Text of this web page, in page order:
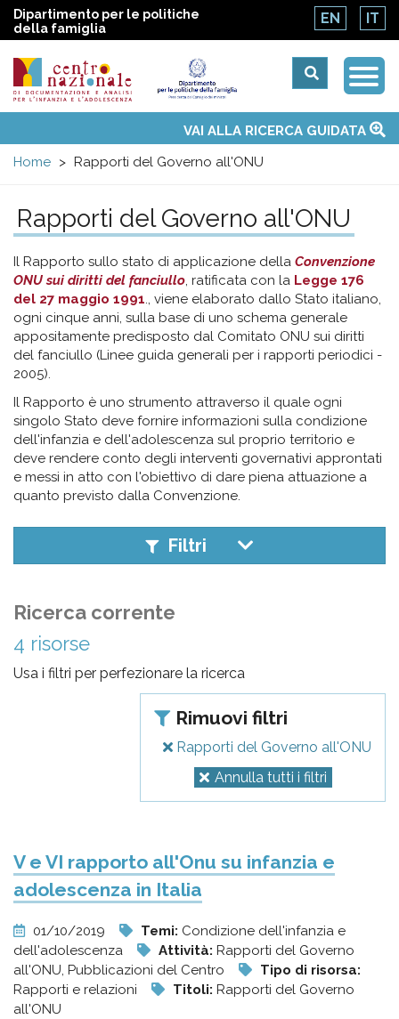
Dipartimento per le politiche
della famiglia
EN IT
Centro
nazionale
di
Documentazione
e
analisi
pr
l'infanzia
e
l'adolescenza
menu
Temi
Attività
Convenzione ONUVAI ALLA RICERCA GUIDATA
Home
Rapporti del Governo all'ONU
Rapporti del Governo all'ONU
Il Rapporto sullo stato di applicazione della Convenzione
ONU sui diritti del fanciullo, ratificata con la Legge 176
del 27 maggio 1991., viene elaborato dallo Stato italiano,
ogni cinque anni, sulla base di uno schema generale
appositamente predisposto dal Comitato ONU sui diritti
del fanciullo (Linee guida generali per i rapporti periodici -
2005).
Il Rapporto è uno strumento attraverso il quale ogni
singolo Stato deve fornire informazioni sulla condizione
dell'infanzia e dell'adolescenza sul proprio territorio e
deve rendere conto degli interventi governativi approntati
e messi in atto con l'obiettivo di dare piena attuazione a
quanto previsto dalla Convenzione.
Filtri
Ricerca corrente
4 risorse
Usa i filtri per perfezionare la ricerca
Rimuovi filtri
Rapporti del Governo all'ONU
Annulla tutti i filtri
V e VI rapporto all'Onu su infanzia e
adolescenza in Italia
01/10/2019 Temi: Condizione dell'infanzia e
dell'adolescenza
Attività: Rapporti del Governo
all'ONU, Pubblicazioni del Centro
Tipo di risorsa:
Rapporti e relazioni
Titoli: Rapporti del Governo
all'ONU